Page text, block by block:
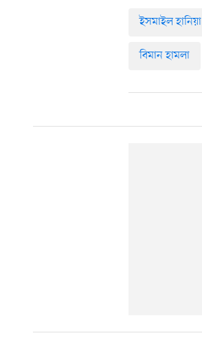
ইসমাইল হানিয়া
বিমান হামলা